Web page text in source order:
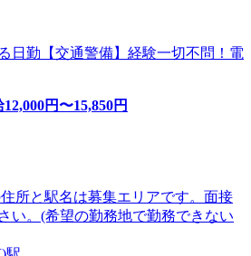
日勤【交通警備】経験一切不問！電
12,000円〜15,850円
所と駅名は募集エリアです。面接
い。(希望の勤務地で勤務できない